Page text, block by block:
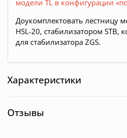
модели TL в конфигурации
Доукомплектовать лестницу
HSL-20, стабилизатором STB,
для стабилизатора ZGS.
Характеристики
Отзывы